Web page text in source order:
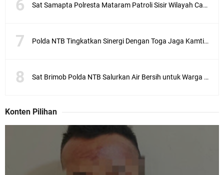
Sat Samapta Polresta Mataram Patroli Sisir Wilayah Cakranegara
Polda NTB Tingkatkan Sinergi Dengan Toga Jaga Kamtibmas
Sat Brimob Polda NTB Salurkan Air Bersih untuk Warga Terdampak Kekeringan
Konten Pilihan